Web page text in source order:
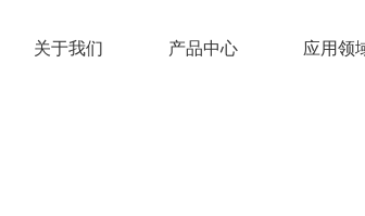
关于我们 产品中心 应用领